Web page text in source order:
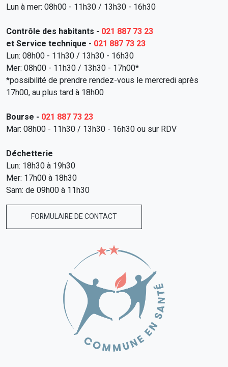
Lun à mer: 08h00 - 11h30 / 13h30 - 16h30
Contrôle des habitants - 021 887 73 23
et Service technique - 021 887 73 23
Lun: 08h00 - 11h30 / 13h30 - 16h30
Mer: 08h00 - 11h30 / 13h30 - 17h00*
*possibilité de prendre rendez-vous le mercredi après
17h00, au plus tard à 18h00
Bourse - 021 887 73 23
Mar: 08h00 - 11h30 / 13h30 - 16h30 ou sur RDV
Déchetterie
Lun: 18h30 à 19h30
Mer: 17h00 à 18h30
Sam: de 09h00 à 11h30
FORMULAIRE DE CONTACT